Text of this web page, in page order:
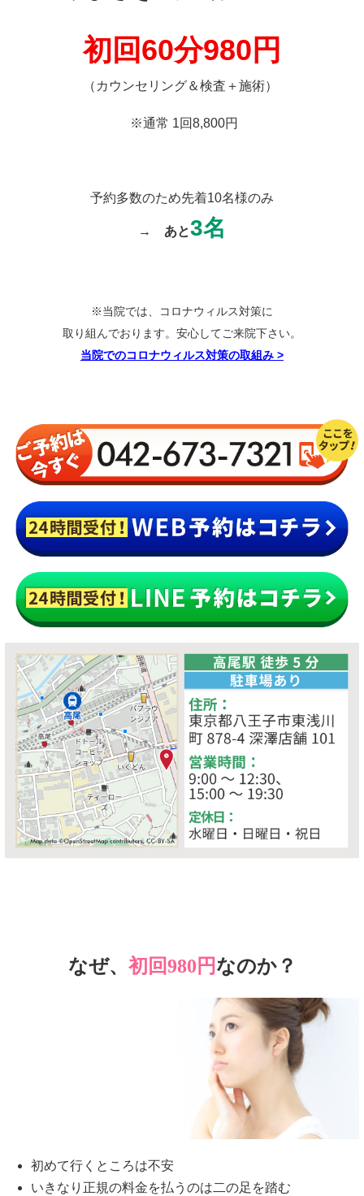
初回60分980円
（カウンセリング＆検査＋施術）
※通常 1回8,800円
予約多数のため先着10名様のみ
→ あと3名
※当院では、コロナウィルス対策に
取り組んでおります。安心してご来院下さい。
当院でのコロナウィルス対策の取組み >
なぜ、 初回980円なのか？
初めて行くところは不安
いきなり正規の料金を払うのは二の足を踏む